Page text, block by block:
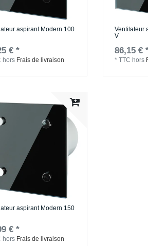
aspirant Modern 100
€ *
hors Frais de livraison
Ventilateur
V
86,15 €
*TTC hors
aspirant Modern 150
€ *
hors Frais de livraison